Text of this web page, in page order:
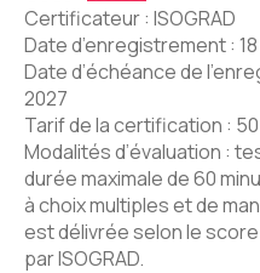
Certificateur : ISOGRAD
Date d’enregistrement :
Date d’échéance de
2027
Tarif de la certification : 50
Modalités d’évaluation :
durée maximale de 60
à choix multiples et de
est délivrée selon le
par ISOGRAD.